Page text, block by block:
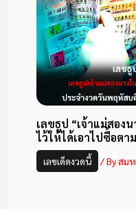
เลขธูป “เจ้าแม่สอง
ไว้ให้ได้เอาไปซื้อตา
เลขเด็ดงวดนี้ / Byสม